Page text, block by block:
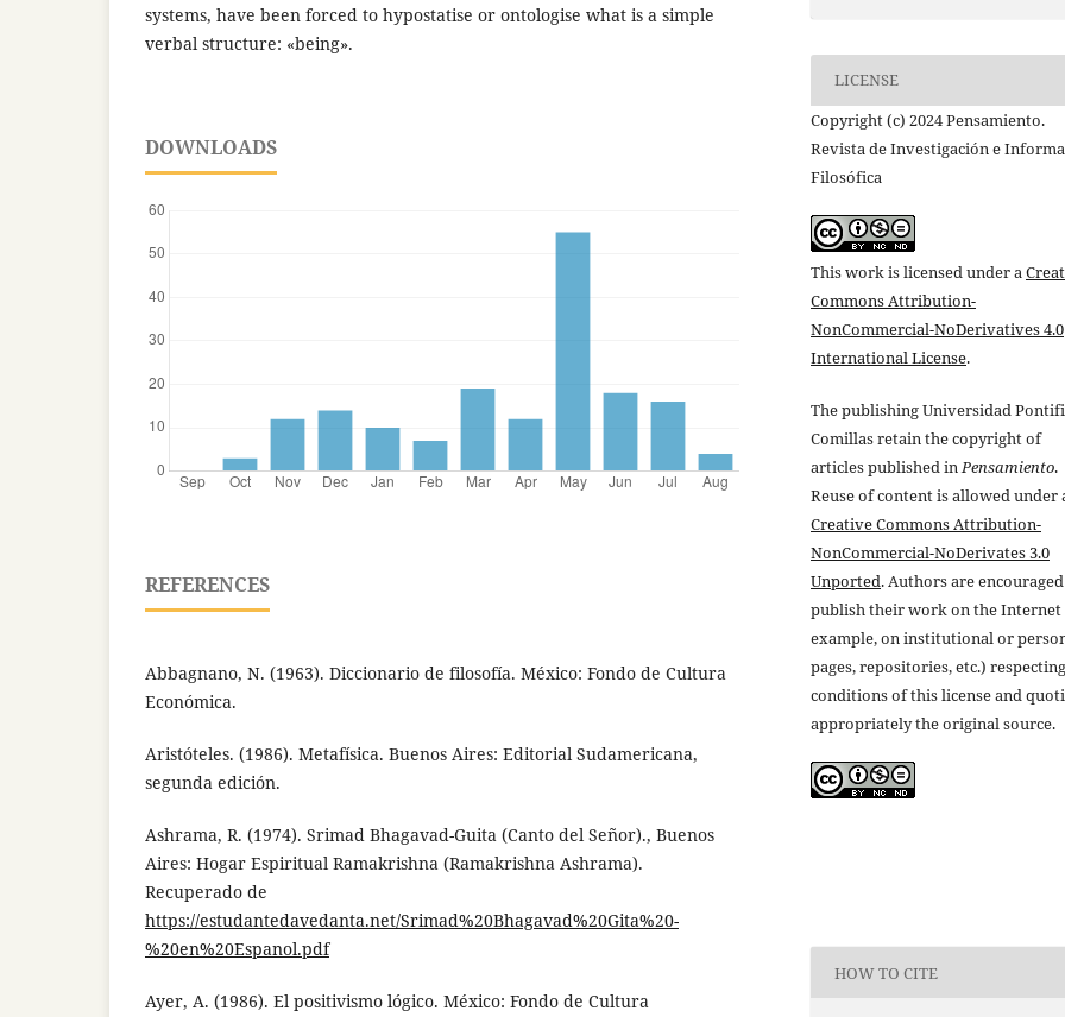
systems, have been forced to hypostatise or ontologise what is a simple
verbal structure: «being».
DOWNLOADS
REFERENCES
Abbagnano, N. (1963). Diccionario de filosofía. México: Fondo de Cultura
Económica.
Aristóteles. (1986). Metafísica. Buenos Aires: Editorial Sudamericana,
segunda edición.
Ashrama, R. (1974). Srimad Bhagavad-Guita (Canto del Señor)., Buenos
Aires: Hogar Espiritual Ramakrishna (Ramakrishna Ashrama).
Recuperado de
https://estudantedavedanta.net/Srimad%20Bhagavad%20Gita%20-
%20en%20Espanol.pdf
Ayer, A. (1986). El positivismo lógico. México: Fondo de Cultura
LICENSE
Copyright (c) 2024 Pensamiento.
Revista de Investigación e
Filosófica
This work is licensed under a
Commons Attribution-
NonCommercial-NoDerivatives 4.0
International License.
The publishing Universidad
Comillas retain the copyright of
articles published inPensamiento.
Reuse of content is allowed under
Creative Commons Attribution-
NonCommercial-NoDerivates 3.0
Unported. Authors are
publish their work on the
example, on institutional or
pages, repositories, etc.)
conditions of this license and
appropriately the original source.
HOW TO CITE